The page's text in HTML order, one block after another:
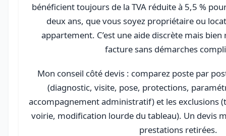
bénéficient toujours de la TVA réduite à 5,5 %
deux ans, que vous soyez propriétaire ou
appartement. C’est une aide discrète mais
facture sans démarches
Mon conseil côté devis : comparez poste par
(diagnostic, visite, pose, protections,
accompagnement administratif) et les exclusions
voirie, modification lourde du tableau). Un devis
prestations retirées.